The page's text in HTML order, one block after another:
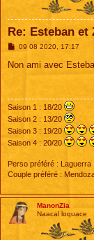
Re: Esteban et
M
s
09 08 2020, 17:17
Non ami avec
Saison 1 : 18/20
Saison 2 : 13/20
Saison 3 : 19/20
Saison 4 : 20/20
Perso préféré : Laguerra
Couple préféré :
ManonZia
Naacal loquace